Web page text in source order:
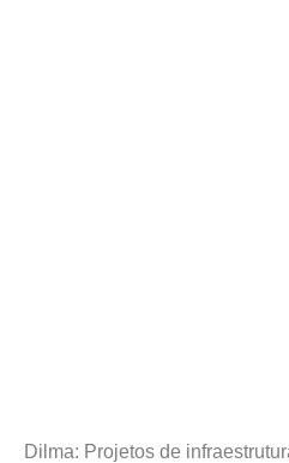
Dilma: Projetos de